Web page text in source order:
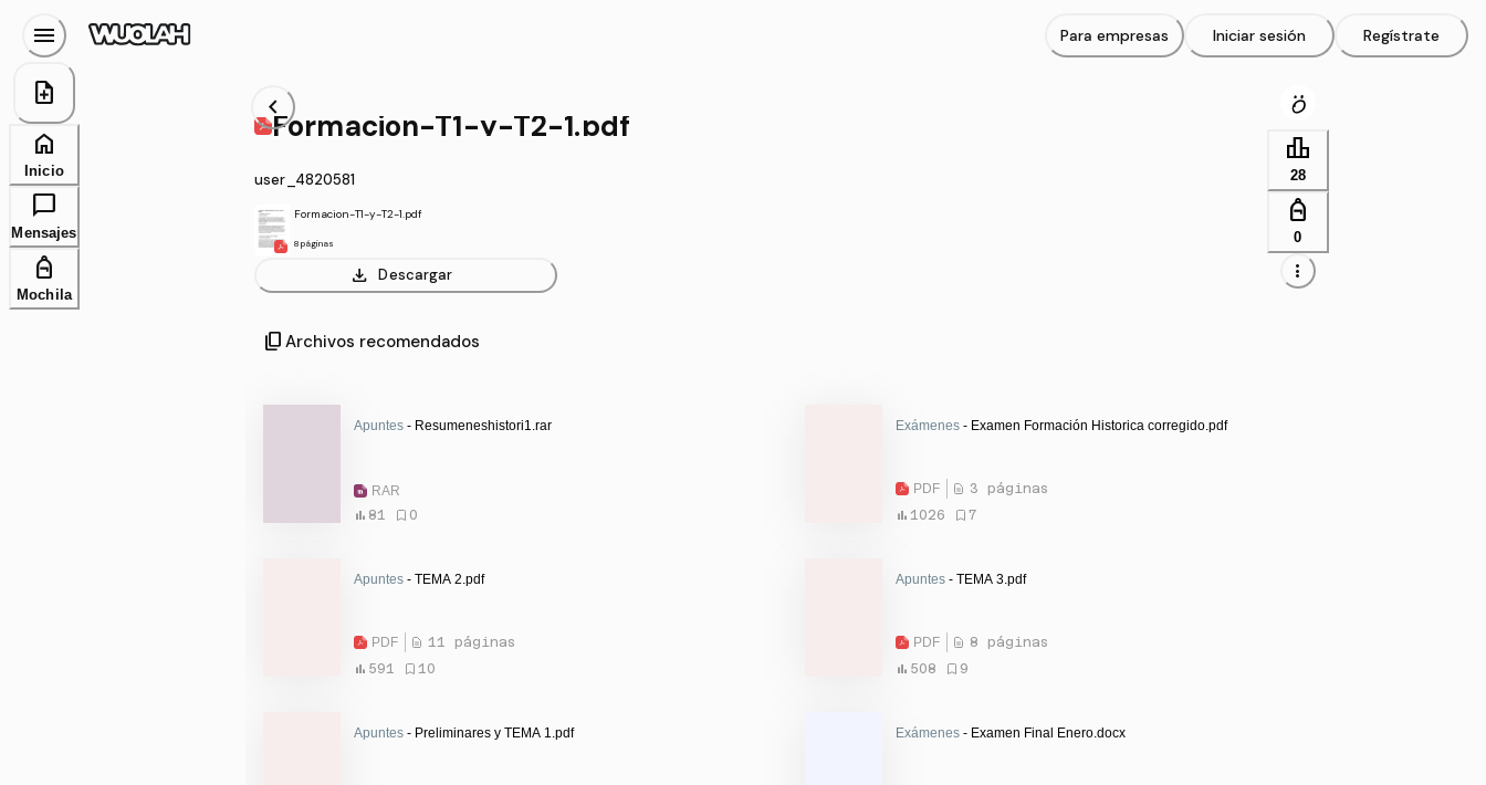
chevron_left
Formacion-T1-y-T2-1.pdf
user_4820581
Formacion-T1-y-T2-1.pdf
8 páginas
download Descargar
leaderboard
28
personal_bag
0
more_vert
content_copy Archivos recomendados
Apuntes - Resumeneshistori1.rar
RAR
81
0
Exámenes - Examen Formación Historica corregido.pdf
PDF
3 páginas
1026
7
Apuntes - TEMA 2.pdf
PDF
11 páginas
591
10
Apuntes - TEMA 3.pdf
PDF
8 páginas
508
9
Apuntes - Preliminares y TEMA 1.pdf Exámenes - Examen Final Enero.docx
Para empresas Iniciar sesión Regístrate
menu
note_add
home
Inicio
chat_bubble
Mensajes
personal_bag
Mochila